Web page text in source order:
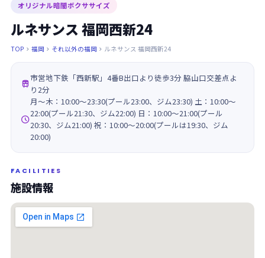
オリジナル暗闇ボクササイズ
ルネサンス 福岡西新24
TOP  福岡  それ以外の福岡  ルネサンス 福岡西新24

市営地下鉄「西新駅」4番B出口より徒歩3分 脇山口交差点よ
り2分

月～木：10:00～23:30(プール23:00、ジム23:30) 土：10:00～
22:00(プール21:30、ジム22:00) 日：10:00～21:00(プール
20:30、ジム21:00) 祝：10:00～20:00(プールは19:30、ジム
20:00)
FACILITIES
施設情報